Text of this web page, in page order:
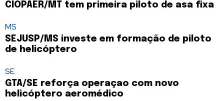
CIOPAER/MT tem primeira piloto de asa fixa
MS
SEJUSP/MS investe em formação de piloto
de helicóptero
SE
GTA/SE reforça operaçao com novo
helicóptero aeromédico